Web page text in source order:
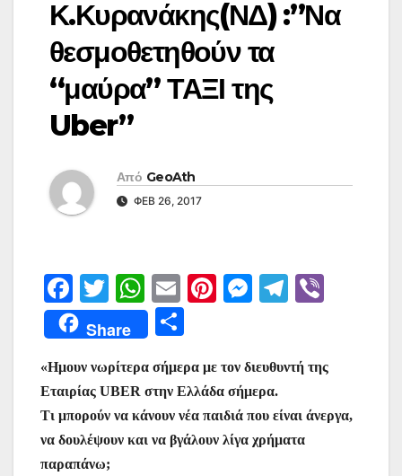
Κ.Κυρανάκης(ΝΔ) :”Να
θεσμοθετηθούν τα
“μαύρα” ΤΑΞΙ της
Uber”
Από GeoAth
ΦΕΒ 26, 2017
F
a
c
e
b
o
o
T
w
itt
er
W
h
at
s
A
p
E
m
ai
l
Pi
e
st
M
s
e
n
T
gr
m
Share
ρ
α
σ
«Ημουν νωρίτερα σήμερα με τον διευθυντή της
Εταιρίας UBER στην Ελλάδα σήμερα.
Τι μπορούν να κάνουν νέα παιδιά που είναι άνεργα,
να δουλέψουν και να βγάλουν λίγα χρήματα
παραπάνω;